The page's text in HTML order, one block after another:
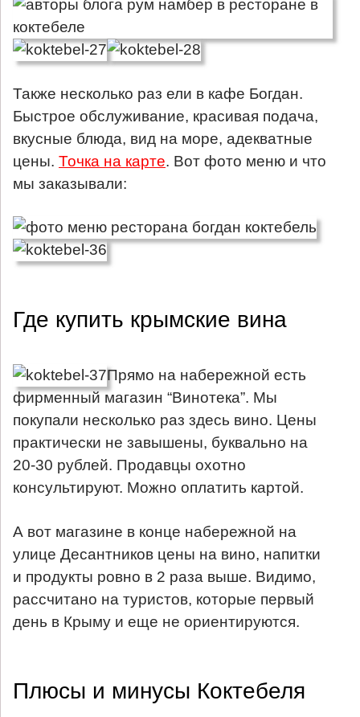
Также несколько раз ели в кафе Богдан.
Быстрое обслуживание, красивая подача,
вкусные блюда, вид на море, адекватные
цены. Точка на карте. Вот фото меню и что
мы заказывали:
Где купить крымские вина
Прямо на набережной есть
фирменный магазин “Винотека”. Мы
покупали несколько раз здесь вино. Цены
практически не завышены, буквально на
20-30 рублей. Продавцы охотно
консультируют. Можно оплатить картой.
А вот магазине в конце набережной на
улице Десантников цены на вино, напитки
и продукты ровно в 2 раза выше. Видимо,
рассчитано на туристов, которые первый
день в Крыму и еще не ориентируются.
Плюсы и минусы Коктебеля